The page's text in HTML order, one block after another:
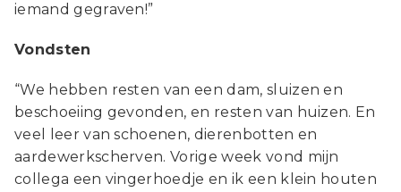
iemand gegraven!”
Vondsten
“We hebben resten van een dam, sluizen en
beschoeiing gevonden, en resten van huizen. En
veel leer van schoenen, dierenbotten en
aardewerkscherven. Vorige week vond mijn
collega een vingerhoedje en ik een klein houten